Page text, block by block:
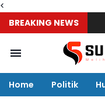
<
BREAKING NEWS
Home Politik